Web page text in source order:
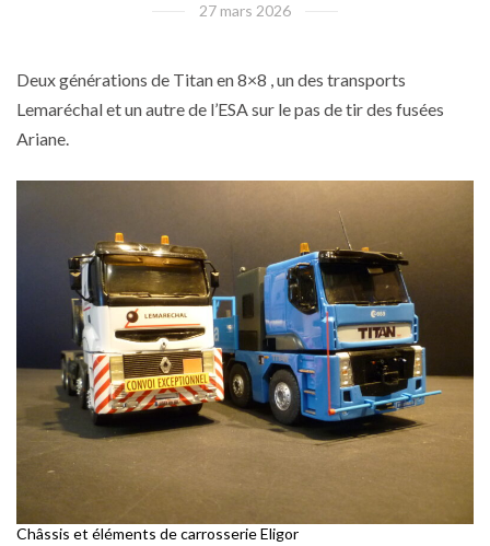
27 mars 2026
Deux générations de Titan en 8×8 , un des transports
Lemaréchal et un autre de l’ESA sur le pas de tir des fusées
Ariane.
Châssis et éléments de carrosserie Eligor